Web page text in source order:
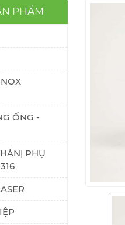
PHẨM
ỐNG -
PHỤ